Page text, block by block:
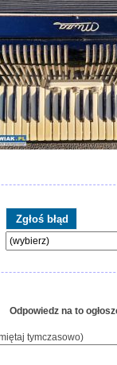
Odpowiedz na to
tymczasowo)